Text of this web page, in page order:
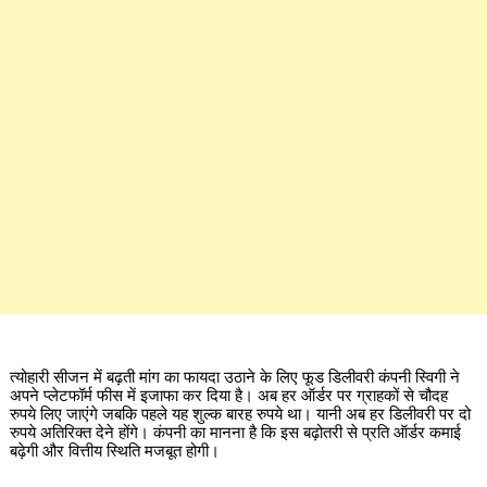
त्योहारी सीजन में बढ़ती मांग का फायदा उठाने के लिए फूड डिलीवरी कंपनी स्विगी ने
अपने प्लेटफॉर्म फीस में इजाफा कर दिया है। अब हर ऑर्डर पर ग्राहकों से चौदह
रुपये लिए जाएंगे जबकि पहले यह शुल्क बारह रुपये था। यानी अब हर डिलीवरी पर दो
रुपये अतिरिक्त देने होंगे। कंपनी का मानना है कि इस बढ़ोतरी से प्रति ऑर्डर कमाई
बढ़ेगी और वित्तीय स्थिति मजबूत होगी।